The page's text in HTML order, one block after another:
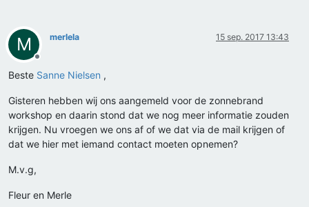
M
Offline
merlela 15 sep. 2017 13:43
Beste Sanne Nielsen ,
Gisteren hebben wij ons aangemeld voor de zonnebrand
workshop en daarin stond dat we nog meer informatie zouden
krijgen. Nu vroegen we ons af of we dat via de mail krijgen of
dat we hier met iemand contact moeten opnemen?
M.v.g,
Fleur en Merle